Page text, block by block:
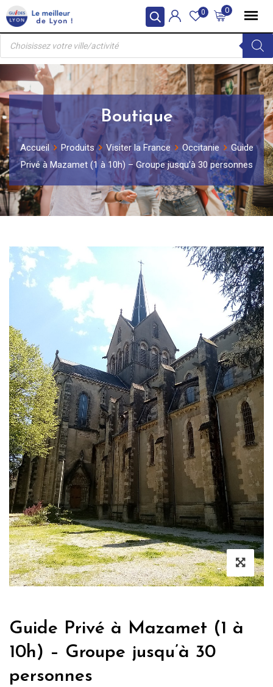
Skip
to
content
0
0
Recherche
produits
Boutique
Accueil Produits Visiter la France Occitanie
Guide
Privé à Mazamet (1 à 10h) – Groupe jusqu’à 30 personnes
Guide Privé à Mazamet (1 à
10h) – Groupe jusqu’à 30
personnes